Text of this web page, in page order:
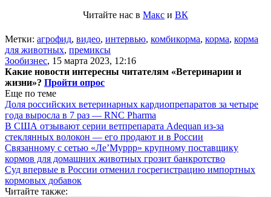
Читайте нас в Макс и ВК
Метки: агрофид, видео, интервью, комбикорма, корма, корма
для животных, премиксы
Зообизнес, 15 марта 2023, 12:16
Какие новости интересны читателям «Ветеринарии и
жизни»? Пройти опрос
Еще по теме
Доля российских ветеринарных кардиопрепаратов за четыре
года выросла в 7 раз — RNC Pharma
В США отзывают серии ветпрепарата Adequan из-за
стеклянных волокон — его продают и в России
Связанному с сетью «Ле’Муррр» крупному поставщику
кормов для домашних животных грозит банкротство
Суд впервые в России отменил госрегистрацию импортных
кормовых добавок
Читайте также: